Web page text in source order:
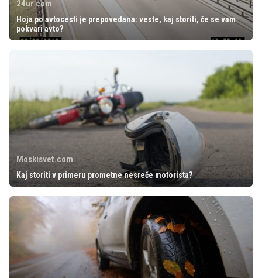
24ur.com
Hoja po avtocesti je prepovedana: veste, kaj storiti, če se vam
pokvari avto?
Moskisvet.com
Kaj storiti v primeru prometne nesreče motorista?